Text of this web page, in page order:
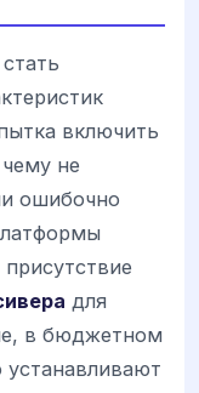
включить
не
ошибочно
для
в бюджетном
устанавливают